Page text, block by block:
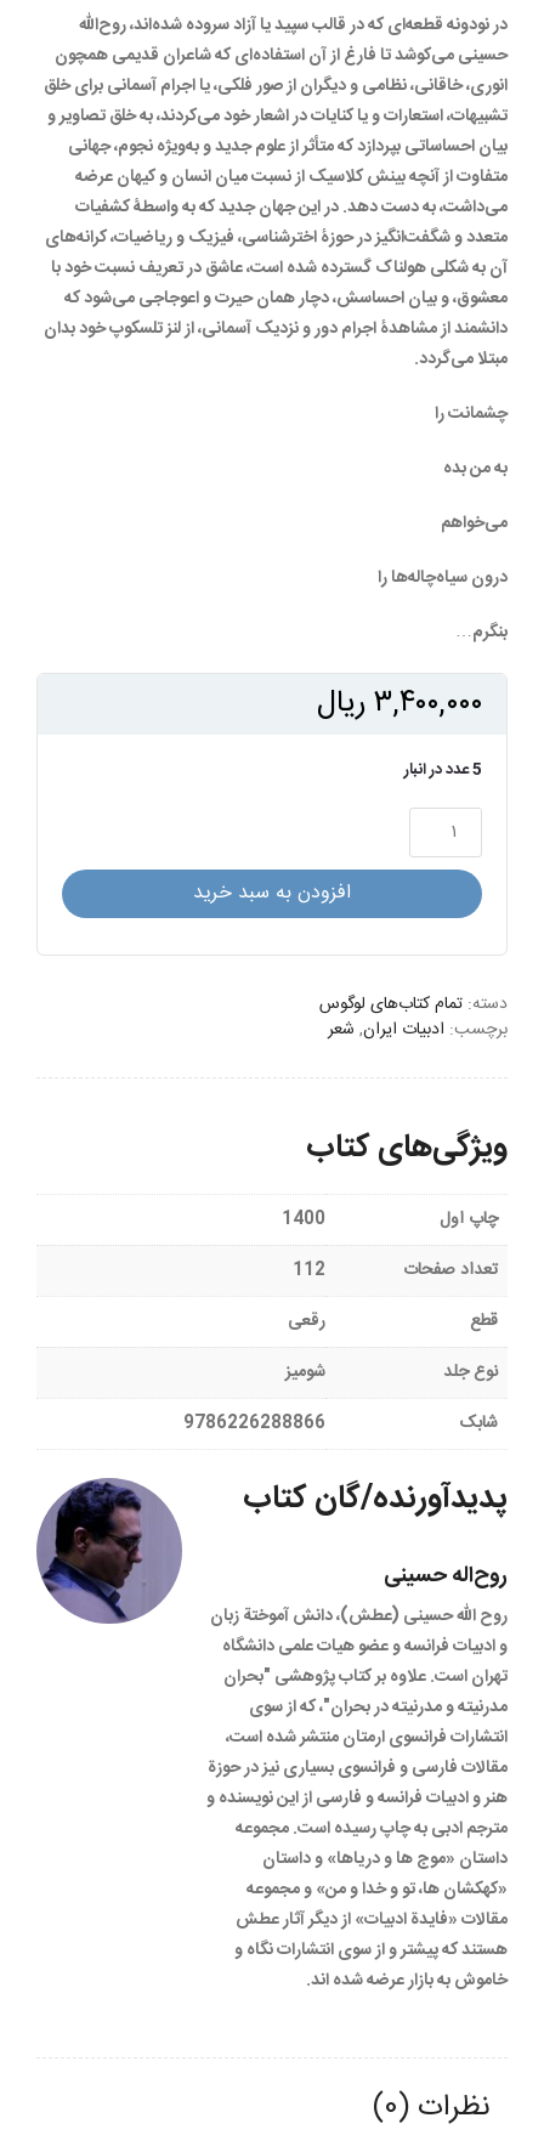
در نودونه قطعه‌‏ای که در قالب سپید یا آزاد سروده شده‏‌اند، روح‌الله
حسینی می‏‌کوشد تا فارغ از آن استفاده‌‏ای که شاعران قدیمی همچون
انوری، خاقانی، ‏نظامی و دیگران از صور فلکی، یا اجرام آسمانی برای خلق
تشبیهات، استعارات و یا کنایات در اشعار خود می‏‌کردند، به خلق تصاویر و
بیان احساساتی بپردازد که متأثر از علوم جدید و به‌ویژه نجوم، جهانی
متفاوت از آنچه بینش کلاسیک از نسبت میان انسان و کیهان عرضه
می‏‌داشت، به دست دهد. در این جهان جدید که به واسطۀ کشفیات
متعدد و شگفت‌‏انگیز در حوزۀ اخترشناسی، فیزیک و ریاضیات، کرانه‏‌های
آن به شکلی هولناک گسترده شده است، عاشق در تعریف نسبت خود با
معشوق، و بیان احساسش، دچار همان حیرت و اعوجاجی می‏‌شود که
دانشمند از مشاهدۀ اجرام دور و نزدیک آسمانی، از لنز تلسکوپ خود بدان
مبتلا می‌‏گردد.
چشمانت را
به من بده
می‌خواهم
درون سیاه‌چاله‌ها را
بنگرم…
۳,۴۰۰,۰۰۰ریال
5 عدد در انبار
اینشتین
و
عاشق
عدد
افزودن به سبد خرید
دسته: تمام کتاب‌های لوگوس
برچسب: ادبیات ایران, شعر
ویژگی‌های کتاب
چاپ اول
1400
تعداد صفحات
112
قطع
رقعی
نوع جلد
شومیز
شابک
9786226288866
پدیدآورنده/گان کتاب
روح‌اله حسینی
روح‏ الله حسینی (عطش)، دانش‏ آموختة زبان
و ادبیات فرانسه و عضو هیات علمی دانشگاه
تهران است. علاوه بر کتاب پژوهشی "بحران
مدرنیته و مدرنیته در بحران"، که از سوی
انتشارات فرانسوی ارمتان منتشر شده است،
مقالات فارسی و فرانسوی بسیاری نیز در حوزة
هنر و ادبیات فرانسه و فارسی از این نویسنده و
مترجم ادبی به چاپ رسیده است. مجموعه
داستان «موج‏ ها و دریاها» و داستان
«کهکشان‏ ها، تو و خدا و من» و مجموعه
مقالات «فایدة ادبیات» از دیگر آثار عطش
هستند که پیش‏تر و از سوی انتشارات نگاه و
خاموش به بازار عرضه شده‏ اند.
نظرات (0)